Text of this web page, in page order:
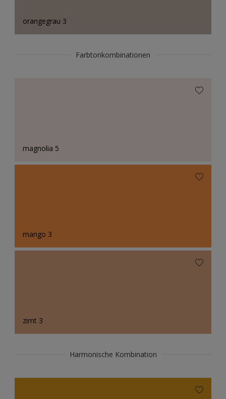
orangegrau 3
Farbtonkombinationen
magnolia 5
mango 3
zimt 3
Harmonische Kombination